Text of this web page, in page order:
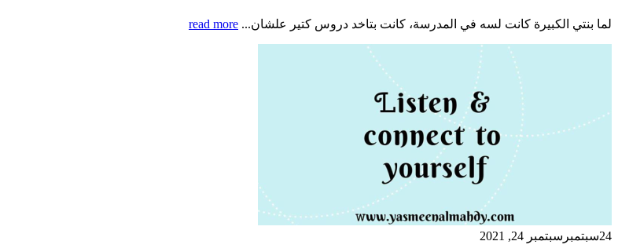
لما بنتي الكبيرة كانت لسه في المدرسة، كانت بتاخد دروس كتير علشان... read more
24سبتمبر سبتمبر 24, 2021